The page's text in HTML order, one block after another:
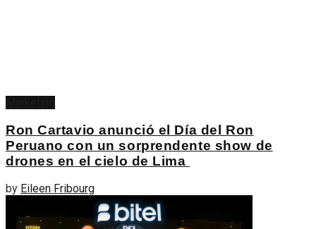
Ron Cartavio anunció el Día del Ron
Peruano con un sorprendente show de
drones en el cielo de Lima
by Eileen Fribourg